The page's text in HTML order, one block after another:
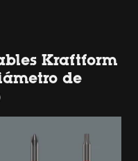
Kraftform
de